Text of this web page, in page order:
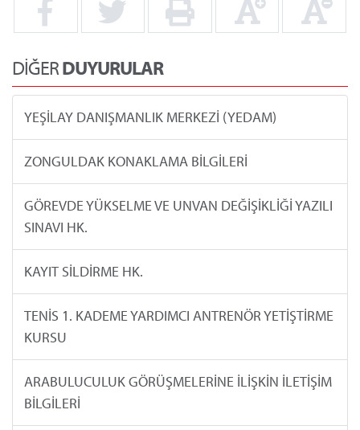
DİĞERDUYURULAR
YEŞİLAY DANIŞMANLIK MERKEZİ (YEDAM)
ZONGULDAK KONAKLAMA BİLGİLERİ
GÖREVDE YÜKSELME VE UNVAN DEĞİŞİKLİĞİ YAZILI
SINAVI HK.
KAYIT SİLDİRME HK.
TENİS 1. KADEME YARDIMCI ANTRENÖR YETİŞTİRME
KURSU
ARABULUCULUK GÖRÜŞMELERİNE İLİŞKİN İLETİŞİM
BİLGİLERİ